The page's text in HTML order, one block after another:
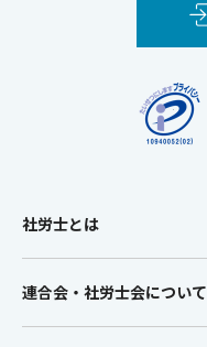
社労士とは
連合会・社労士会について